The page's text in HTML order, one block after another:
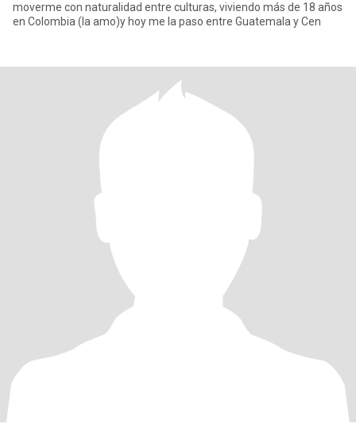
moverme con naturalidad entre culturas, viviendo más de 18 años
en Colombia (la amo)y hoy me la paso entre Guatemala y Cen